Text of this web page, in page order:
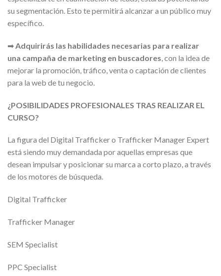
su segmentación. Esto te permitirá alcanzar a un público muy
específico.
➡ Adquirirás las habilidades necesarias para realizar
una campaña de marketing en buscadores , con la idea de
mejorar la promoción, tráfico, venta o captación de clientes
para la web de tu negocio.
¿POSIBILIDADES PROFESIONALES TRAS REALIZAR EL
CURSO?
La figura del Digital Trafficker o Trafficker Manager Expert
está siendo muy demandada por aquellas empresas que
desean impulsar y posicionar su marca a corto plazo, a través
de los motores de búsqueda.
Digital Trafficker
Trafficker Manager
SEM Specialist
PPC Specialist